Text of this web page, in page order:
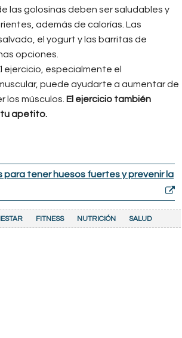
las golosinas deben ser saludables y
además de calorías. Las
el yogurt y las barritas de
opciones.
ejercicio, especialmente el
puede ayudarte a aumentar de
los músculos. El ejercicio también
apetito.
para tener huesos fuertes y prevenir la
FITNESS NUTRICIÓN SALUD